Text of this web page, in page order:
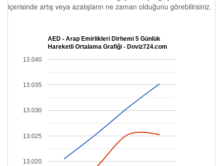
içerisinde artış veya azalışların ne zaman olduğunu görebilirsiniz.
AED - Arap Emirlikleri Dirhemi 5 Günlük
Hareketli Ortalama Grafiği - Doviz724.com
13.020
13.025
13.030
13.035
13.040